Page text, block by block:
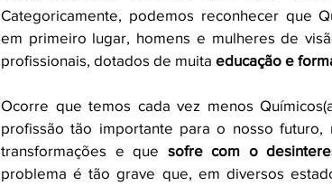
Categoricamente, podemos reconhecer que
em primeiro lugar, homens e mulheres de
profissionais, dotados de muita educação e
Ocorre que temos cada vez menos
profissão tão importante para o nosso
transformações e que sofre com o
problema é tão grave que, em diversos